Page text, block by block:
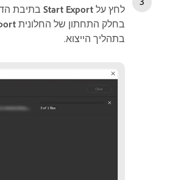
לחץ על Start Export בתיבת
בחלק התחתון של החלונית
בתהליך הייצוא.